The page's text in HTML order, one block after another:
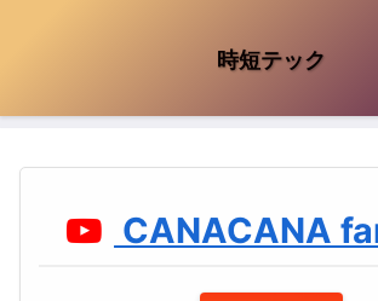
時短テック
CANACANA